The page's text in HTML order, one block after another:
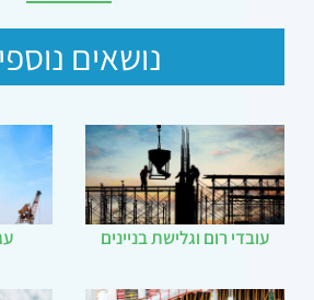
נושאים
עובדי רום וגלישת בניינים